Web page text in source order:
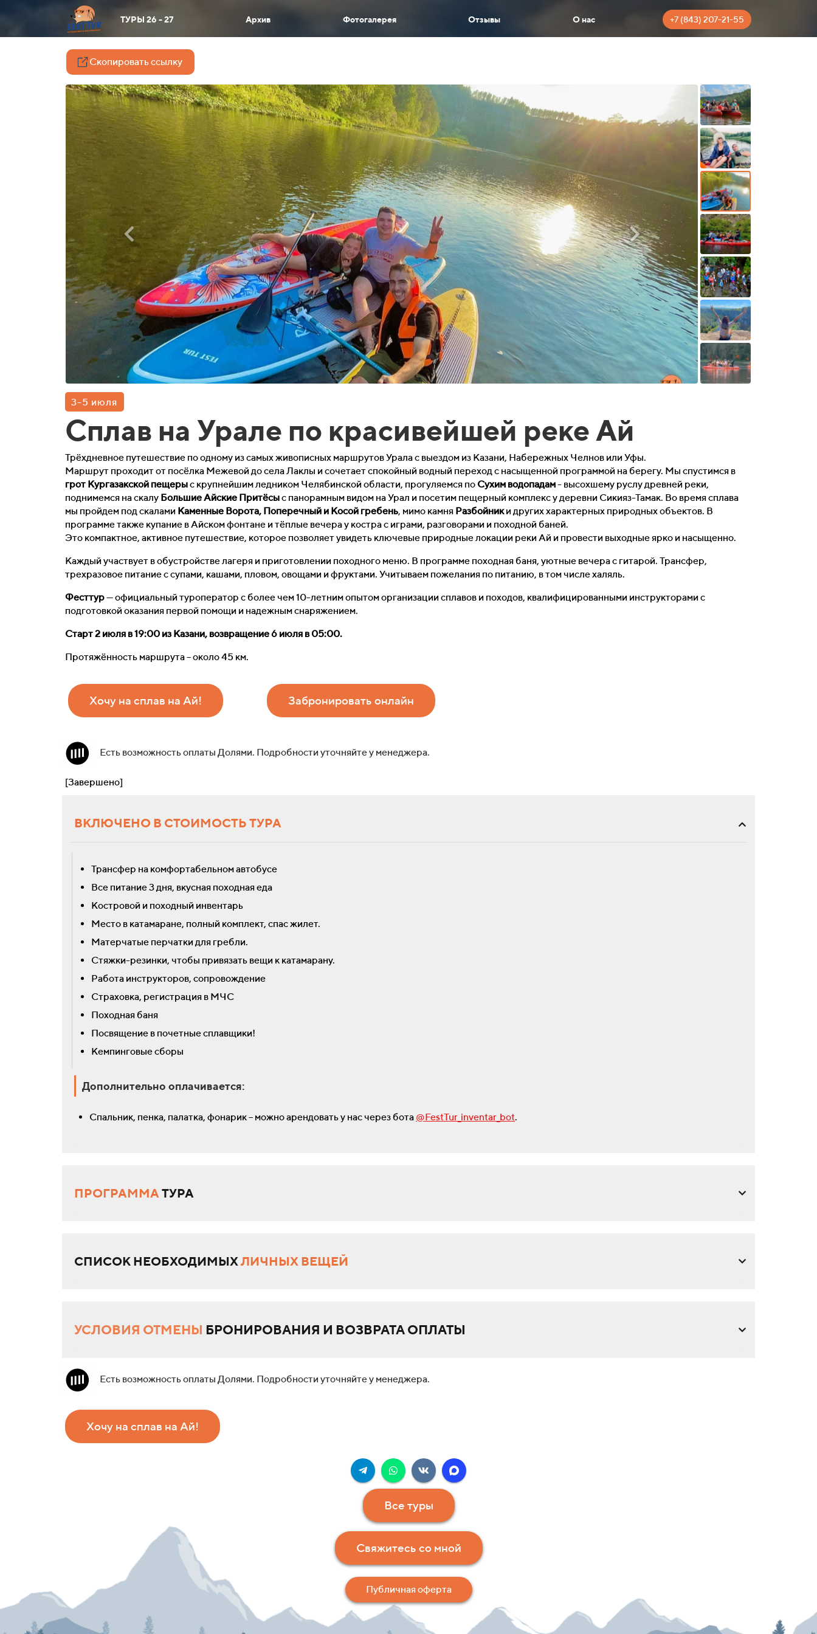
ТУРЫ 26 - 27 Архив Фотогалерея Отзывы О нас +7 (843) 207-21-55
Скопировать ссылку
3-5 июля
Сплав на Урале по красивейшей реке Ай
Трёхдневное путешествие по одному из самых живописных маршрутов Урала с выездом из Казани, Набережных Челнов или Уфы.
Маршрут проходит от посёлка Межевой до села Лаклы и сочетает спокойный водный переход с насыщенной программой на берегу. Мы спустимся в
грот Кургазакской пещерыс крупнейшим ледником Челябинской области, прогуляемся по Сухим водопадам- высохшему руслу древней реки,
поднимемся на скалу Большие Айские Притёсыс панорамным видом на Урал и посетим пещерный комплекс у деревни Сикияз-Тамак. Во время сплава
мы пройдем под скалами Каменные Ворота, Поперечный и Косой гребень, мимо камня Разбойники других характерных природных объектов. В
программе также купание в Айском фонтане и тёплые вечера у костра с играми, разговорами и походной баней.
Это компактное, активное путешествие, которое позволяет увидеть ключевые природные локации реки Ай и провести выходные ярко и насыщенно.
Каждый участвует в обустройстве лагеря и приготовлении походного меню. В программе походная баня, уютные вечера с гитарой. Трансфер,
трехразовое питание с супами, кашами, пловом, овощами и фруктами. Учитываем пожелания по питанию, в том числе халяль.
Фесттур— официальный туроператор с более чем 10-летним опытом организации сплавов и походов, квалифицированными инструкторами с
подготовкой оказания первой помощи и надежным снаряжением.
Старт 2 июля в 19:00 из Казани, возвращение 6 июля в 05:00.
Протяжённость маршрута – около 45 км.
Хочу на сплав на Ай! Забронировать онлайн
Есть возможность оплаты Долями. Подробности уточняйте у менеджера.
[Завершено]
ВКЛЮЧЕНО В СТОИМОСТЬ ТУРА
Трансфер на комфортабельном автобусе
Все питание 3 дня, вкусная походная еда
Костровой и походный инвентарь
Место в катамаране, полный комплект, спас жилет.
Матерчатые перчатки для гребли.
Стяжки-резинки, чтобы привязать вещи к катамарану.
Работа инструкторов, сопровождение
Страховка, регистрация в МЧС
Походная баня
Посвящение в почетные сплавщики!
Кемпинговые сборы
Дополнительно оплачивается:
Спальник, пенка, палатка, фонарик – можно арендовать у нас через бота @FestTur_inventar_bot.
ПРОГРАММА ТУРА
СПИСОК НЕОБХОДИМЫХЛИЧНЫХ ВЕЩЕЙ
УСЛОВИЯ ОТМЕНЫ БРОНИРОВАНИЯ И ВОЗВРАТА ОПЛАТЫ
Есть возможность оплаты Долями. Подробности уточняйте у менеджера.
Хочу на сплав на Ай!
Все туры
Свяжитесь со мной
Публичная оферта